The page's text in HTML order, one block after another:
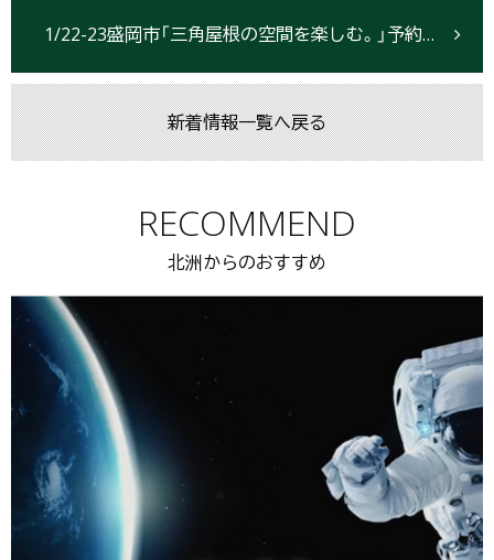
1/22-23盛岡市「三角屋根の空間を楽しむ。」予約制見学会開催
新着情報一覧へ戻る
RECOMMEND
北洲からのおすすめ